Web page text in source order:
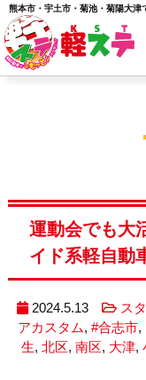
熊本市・宇土市・菊池・菊陽大津
運動会でも
イド系軽自動
2024.5.13 ス
アカスタム,#合志市,
生,北区,南区, 大津,